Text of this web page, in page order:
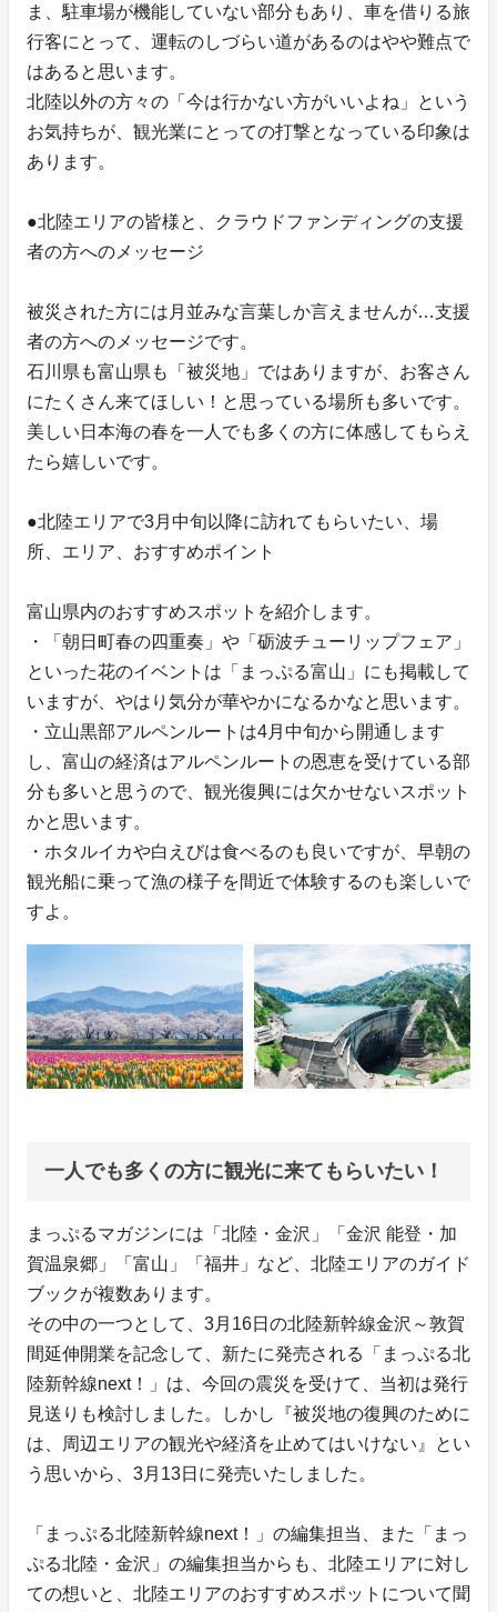
ま、駐車場が機能していない部分もあり、車を借りる旅
行客にとって、運転のしづらい道があるのはやや難点で
はあると思います。
北陸以外の方々の「今は行かない方がいいよね」という
お気持ちが、観光業にとっての打撃となっている印象は
あります。
●北陸エリアの皆様と、クラウドファンディングの支援
者の方へのメッセージ
被災された方には月並みな言葉しか言えませんが…支援
者の方へのメッセージです。
石川県も富山県も「被災地」ではありますが、お客さん
にたくさん来てほしい！と思っている場所も多いです。
美しい日本海の春を一人でも多くの方に体感してもらえ
たら嬉しいです。
●北陸エリアで3月中旬以降に訪れてもらいたい、場
所、エリア、おすすめポイント
富山県内のおすすめスポットを紹介します。
・「朝日町春の四重奏」や「砺波チューリップフェア」
といった花のイベントは「まっぷる富山」にも掲載して
いますが、やはり気分が華やかになるかなと思います。
・立山黒部アルペンルートは4月中旬から開通します
し、富山の経済はアルペンルートの恩恵を受けている部
分も多いと思うので、観光復興には欠かせないスポット
かと思います。
・ホタルイカや白えびは食べるのも良いですが、早朝の
観光船に乗って漁の様子を間近で体験するのも楽しいで
すよ。
一人でも多くの方に観光に来てもらいたい！
まっぷるマガジンには「北陸・金沢」「金沢 能登・加
賀温泉郷」「富山」「福井」など、北陸エリアのガイド
ブックが複数あります。
その中の一つとして、3月16日の北陸新幹線金沢～敦賀
間延伸開業を記念して、新たに発売される「まっぷる北
陸新幹線next！」は、今回の震災を受けて、当初は発行
見送りも検討しました。しかし『被災地の復興のために
は、周辺エリアの観光や経済を止めてはいけない』とい
う思いから、3月13日に発売いたしました。
「まっぷる北陸新幹線next！」の編集担当、また「まっ
ぷる北陸・金沢」の編集担当からも、北陸エリアに対し
ての想いと、北陸エリアのおすすめスポットについて聞